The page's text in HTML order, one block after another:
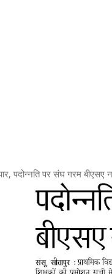
पदोन्नति पर संघ गरम बीएसए